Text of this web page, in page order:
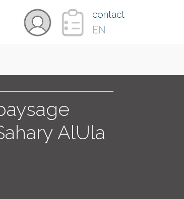
contact
EN
AlUla